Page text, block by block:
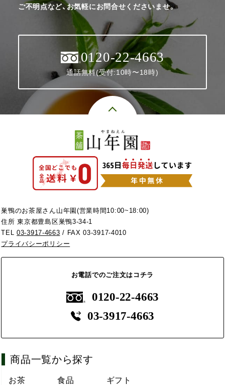
ご不明点など、お気軽にお問合せくださいませ。
0120-22-4663
通話無料(受付:10時〜18時)
巣鴨のお茶屋さん山年園(営業時間10:00~18:00)
住所 東京都豊島区巣鴨3-34-1
TEL03-3917-4663 / FAX 03-3917-4010
プライバシーポリシー
お電話でのご注文はコチラ
0120-22-4663
03-3917-4663
商品一覧から探す
お茶 食品 ギフト